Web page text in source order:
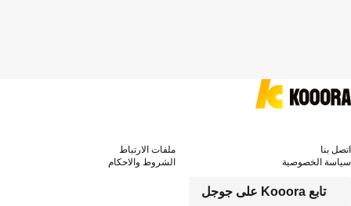
تابع Kooora على جوجل
اتصل بنا
ملفات الارتباط
سياسة الخصوصية
الشروط والاحكام